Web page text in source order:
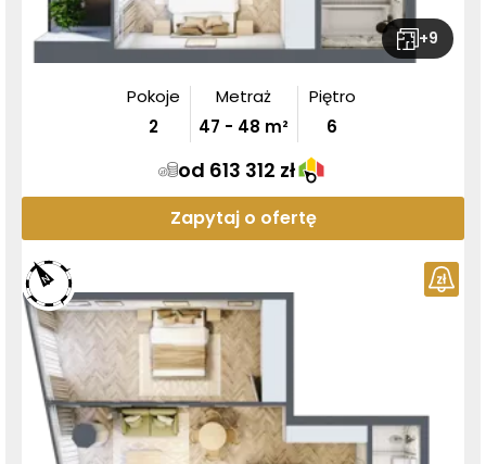
+9
Pokoje
2
Metraż
47 - 48 m²
Piętro
6
od 613 312 zł
Zapytaj o ofertę